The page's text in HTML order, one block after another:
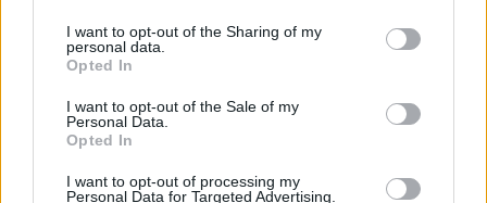
not limited to your visit or usage behaviour. You may click to
grant or deny consent to Google and its third-party tags to
use your data for below specified purposes in below Google
consent section.
I want to opt-out of the Sharing of my
personal data.
Opted In
I want to opt-out of the Sale of my
Personal Data.
Opted In
I want to opt-out of processing my
Personal Data for Targeted Advertising.
Vaidarbs no 9.00 līdz 17.00
jūs tracina? Numerologi
izceļ četrus dzimšanas
datumus, kuru